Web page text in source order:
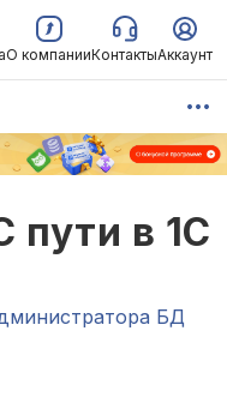
О компанииКонтактыАккаунт
пути в 1С
БД